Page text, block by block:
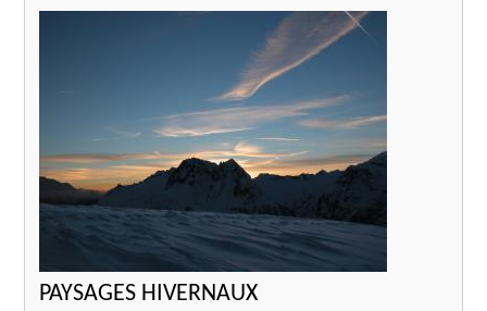
PAYSAGES HIVERNAUX